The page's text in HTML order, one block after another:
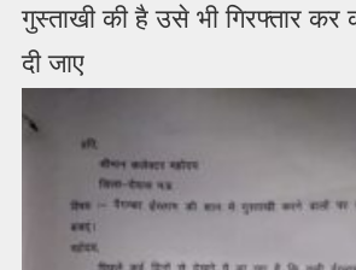
गुस्ताखी की है उसे भी गिरफ्तार
दी जाए